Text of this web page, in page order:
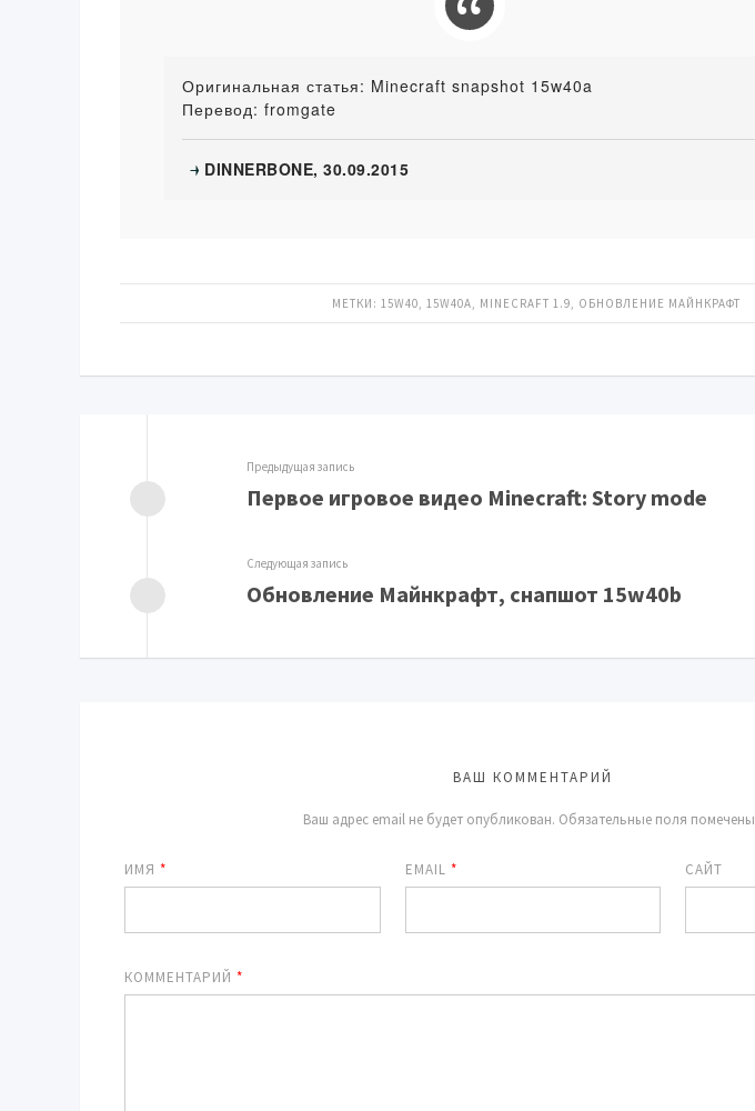
Оригинальная статья: Minecraft snapshot 15w40a
Перевод: fromgate
→ DINNERBONE, 30.09.2015
МЕТКИ: 15W40, 15W40A, MINECRAFT 1.9, ОБНОВЛЕНИЕ МАЙНКРАФТ
Предыдущая запись
Первое игровое видео Minecraft: Story mode
Следующая запись
Обновление Майнкрафт, снапшот 15w40b
ВАШ КОММЕНТАРИЙ
Ваш адрес email не будет опубликован. Обязательные поля помечены
ИМЯ * EMAIL * САЙТ
КОММЕНТАРИЙ *